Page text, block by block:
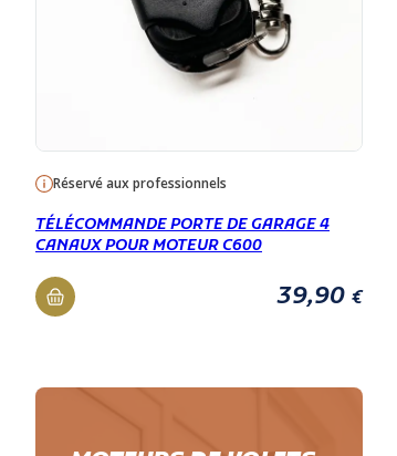
Réservé aux professionnels
TÉLÉCOMMANDE PORTE DE GARAGE 4
CANAUX POUR MOTEUR C600
39,90 €